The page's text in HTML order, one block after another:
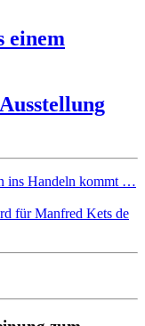
einem
ins Handeln kommt …
für Manfred Kets de